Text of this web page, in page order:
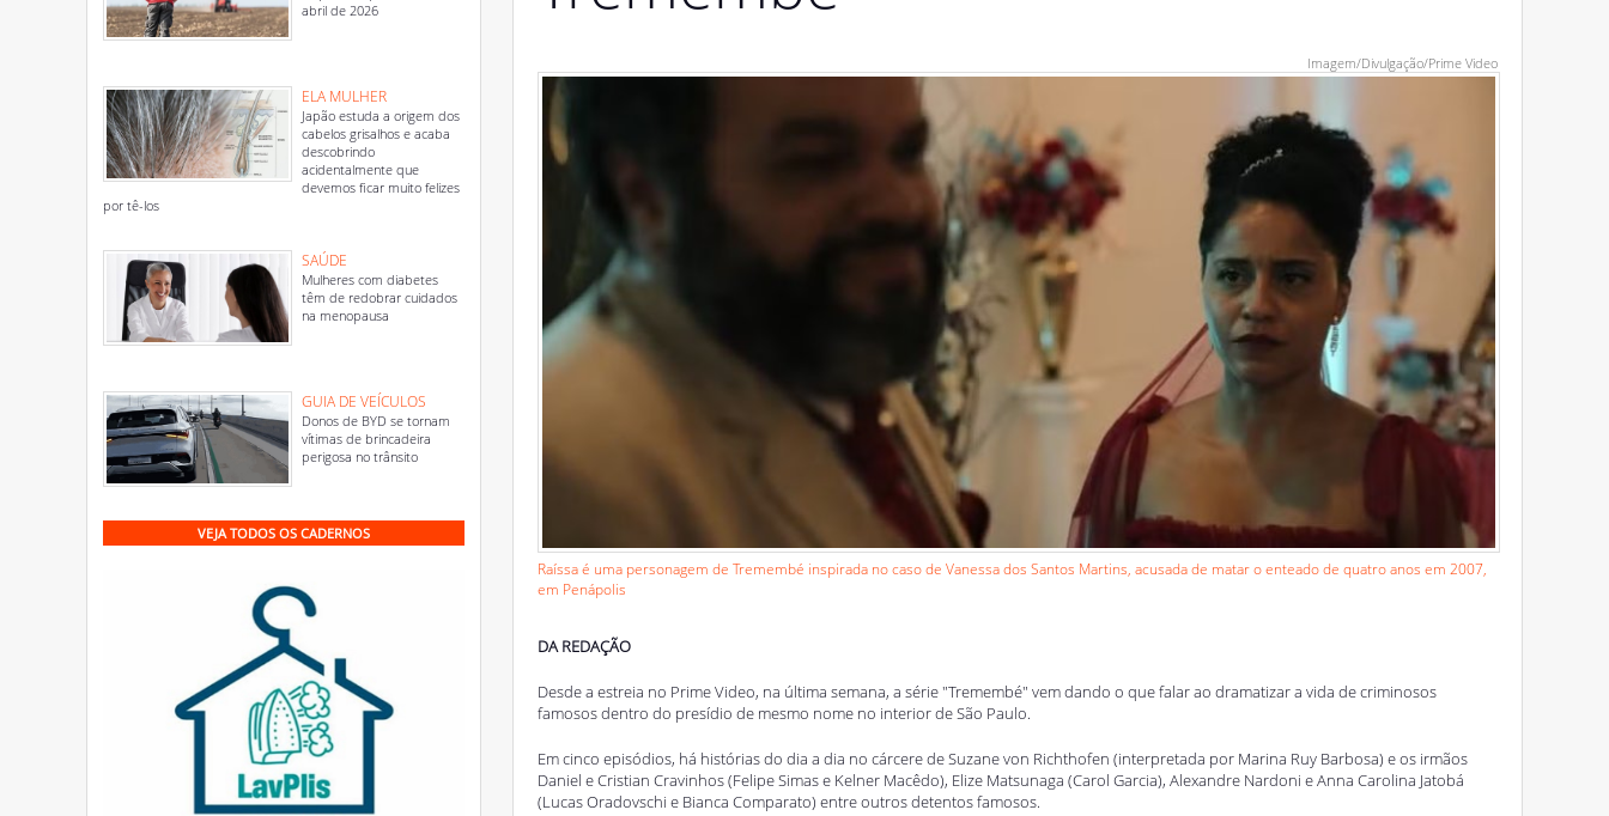
abril de 2026
ELA MULHER
Japão estuda a origem dos
cabelos grisalhos e acaba
descobrindo
acidentalmente que
devemos ficar muito felizes
por tê-los
SAÚDE
Mulheres com diabetes
têm de redobrar cuidados
na menopausa
GUIA DE VEÍCULOS
Donos de BYD se tornam
vítimas de brincadeira
perigosa no trânsito
VEJA TODOS OS CADERNOS
Imagem/Divulgação/Prime Video
Raíssa é uma personagem de Tremembé inspirada no caso de Vanessa dos Santos Martins, acusada de matar o enteado de quatro anos em 2007,
em Penápolis
DA REDAÇÃO
Desde a estreia no Prime Video, na última semana, a série "Tremembé" vem dando o que falar ao dramatizar a vida de criminosos
famosos dentro do presídio de mesmo nome no interior de São Paulo.
Em cinco episódios, há histórias do dia a dia no cárcere de Suzane von Richthofen (interpretada por Marina Ruy Barbosa) e os irmãos
Daniel e Cristian Cravinhos (Felipe Simas e Kelner Macêdo), Elize Matsunaga (Carol Garcia), Alexandre Nardoni e Anna Carolina Jatobá
(Lucas Oradovschi e Bianca Comparato) entre outros detentos famosos.